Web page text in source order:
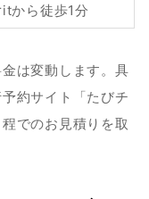
から徒歩1分
は変動します。具
約サイト「たびチ
でのお見積りを取